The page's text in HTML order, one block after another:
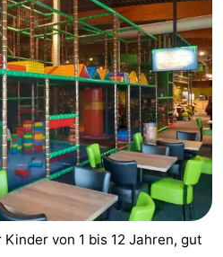
von 1 bis 12 Jahren, gut